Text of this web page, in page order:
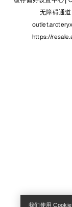
无障碍通道
https://
我们使用